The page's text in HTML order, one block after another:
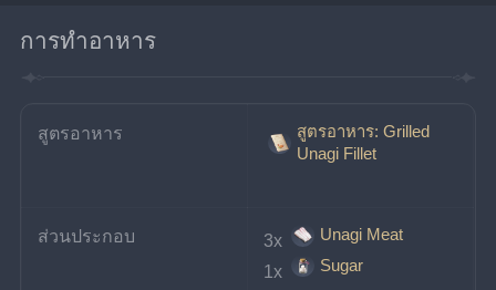
การทำอาหาร
สูตรอาหาร
สูตรอาหาร: Grilled
Unagi Fillet
ส่วนประกอบ 3x
Unagi Meat
1x
Sugar